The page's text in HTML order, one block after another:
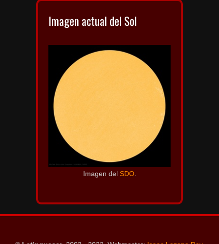
Imagen actual del Sol
Imagen del SDO.